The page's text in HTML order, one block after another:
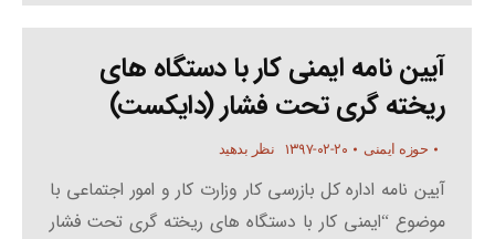
آیین نامه ایمنی کار با دستگاه های
ریخته گری تحت فشار (دایکست)
حوزه ایمنی ۱۳۹۷-۰۲-۲۰ نظر بدهید
آیین نامه اداره کل بازرسی کار وزارت کار و امور اجتماعی با
موضوع “ایمنی کار با دستگاه های ریخته گری تحت فشار